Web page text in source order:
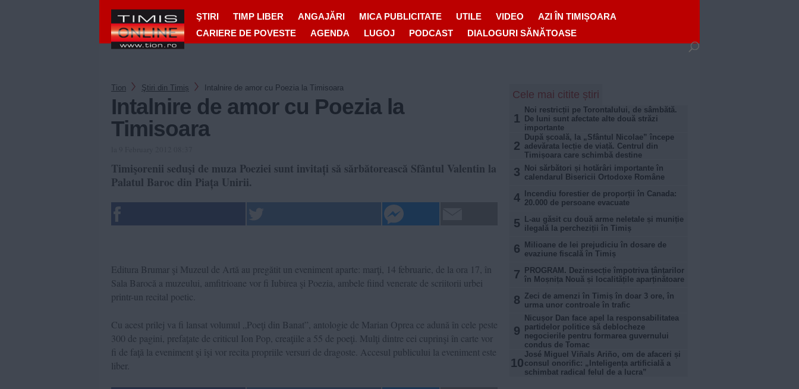
ŞTIRI TIMP LIBER ANGAJĂRI MICA PUBLICITATE UTILE VIDEO
AZI ÎN TIMIȘOARA
CARIERE DE POVESTE
AGENDA LUGOJ PODCAST DIALOGURI SĂNĂTOASE
Tion Ştiri din Timiș Intalnire de amor cu Poezia la Timisoara
Intalnire de amor cu Poezia la
Timisoara
Timişorenii seduşi de muza Poeziei sunt invitați să sărbătorească Sfântul Valentin la
Palatul Baroc din Piața Unirii.
Editura Brumar şi Muzeul de Artă au pregătit un eveniment aparte: marţi, 14 februarie, de la ora 17, în
Sala Barocă a muzeului, amfitrioane vor fi Iubirea şi Poezia, ambele fiind venerate de scriitorii urbei
printr-un recital poetic.
Cu acest prilej va fi lansat volumul „Poeţi din Banat”, antologie de Marian Oprea ce adună în cele peste
300 de pagini, prefaţate de criticul Ion Pop, creaţiile a 55 de poeţi. Mulţi dintre cei cuprinşi în carte vor
fi de faţă la eveniment şi îşi vor recita propriile versuri de dragoste. Accesul publicului la eveniment este
liber.
Cele mai citite știri
1
Noi restricții pe Torontalului, de sâmbătă.
De luni sunt afectate alte două străzi
importante
2
După școală, la „Sfântul Nicolae” începe
adevărata lecție de viață. Centrul din
Timișoara care schimbă destine
3
Noi sărbători și hotărâri importante în
calendarul Bisericii Ortodoxe Române
4
Incendiu forestier de proporții în Canada:
20.000 de persoane evacuate
5
L-au găsit cu două arme neletale și muniție
ilegală la percheziții în Timiș
6
Milioane de lei prejudiciu în dosare de
evaziune fiscală în Timiș
7
PROGRAM. Dezinsecție împotriva țânțarilor
în Moșnița Nouă și localitățile aparținătoare
8 Zeci de amenzi în Timiș în doar 3 ore, în
urma unor controale în trafic
9
Nicușor Dan face apel la responsabilitatea
partidelor politice să deblocheze
negocierile pentru formarea guvernului
condus de Tomac
10
José Miguel Viñals Ariño, om de afaceri și
consul onorific: „Inteligența artificială a
schimbat radical felul de a lucra”